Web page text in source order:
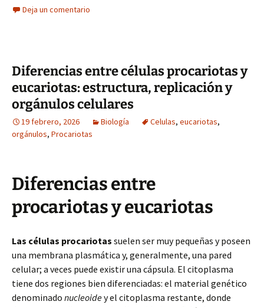
Deja un comentario
Diferencias entre células procariotas y
eucariotas: estructura, replicación y
orgánulos celulares
19 febrero, 2026 Biología Celulas, eucariotas,
orgánulos, Procariotas
Diferencias entre
procariotas y eucariotas
Las células procariotas suelen ser muy pequeñas y poseen
una membrana plasmática y, generalmente, una pared
celular; a veces puede existir una cápsula. El citoplasma
tiene dos regiones bien diferenciadas: el material genético
denominado nucleoidey el citoplasma restante, donde